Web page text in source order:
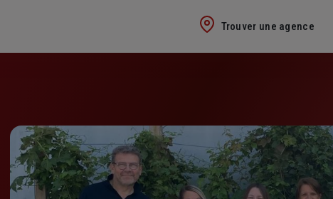
Trouver une agence